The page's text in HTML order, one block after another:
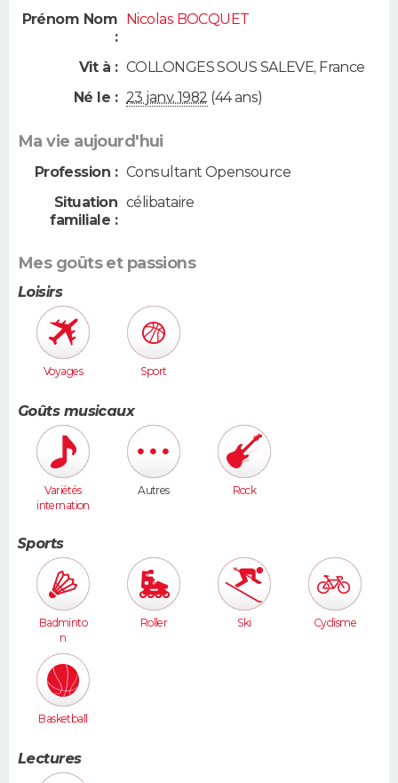
Prénom Nom
:
Nicolas BOCQUET
Vit à : COLLONGES SOUS SALEVE, France
Né le : 23 janv. 1982 (44 ans)
Ma vie aujourd'hui
Profession : Consultant Opensource
Situation
familiale :
célibataire
Mes goûts et passions
Loisirs
Voyages Sport
Goûts musicaux
Variétés
internation
Autres Rock
Sports
Badminto
n
Roller Ski Cyclisme
Basketball
Lectures